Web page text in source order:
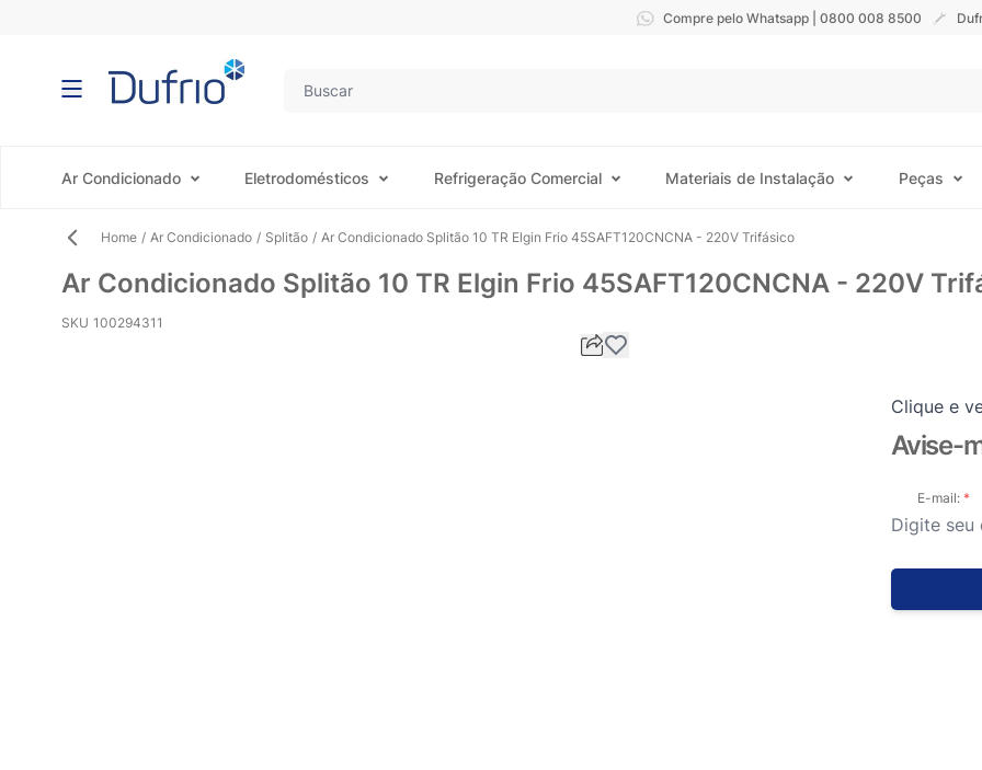
Compre pelo Whatsapp | 0800 008 8500
Ar Condicionado Eletrodomésticos Refrigeração Comercial Materiais de Instalação Peças
Home / Ar Condicionado / Splitão / Ar Condicionado Splitão 10 TR Elgin Frio 45SAFT120CNCNA - 220V Trifásico
Ar Condicionado Splitão 10 TR Elgin Frio 45SAFT120CNCNA - 220V
SKU 100294311
Clique e
Avise-
E-mail: